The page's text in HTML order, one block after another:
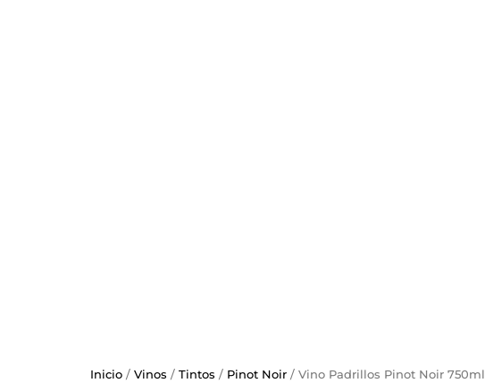
Inicio/ Vinos / Tintos / Pinot Noir/ Vino Padrillos Pinot Noir 750ml